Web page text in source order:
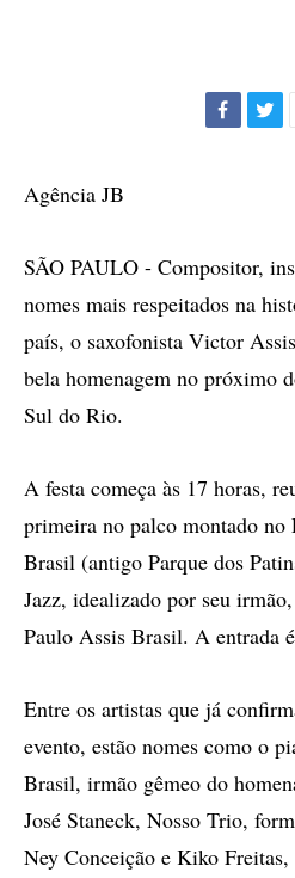
Agência JB
SÃO PAULO - Compositor,
nomes mais respeitados na
país, o saxofonista Victor
bela homenagem no próximo
Sul do Rio.
A festa começa às 17 horas,
primeira no palco montado
Brasil (antigo Parque dos
Jazz, idealizado por seu
Paulo Assis Brasil. A entrada
Entre os artistas que já
evento, estão nomes como o
Brasil, irmão gêmeo do
José Staneck, Nosso Trio,
Ney Conceição e Kiko